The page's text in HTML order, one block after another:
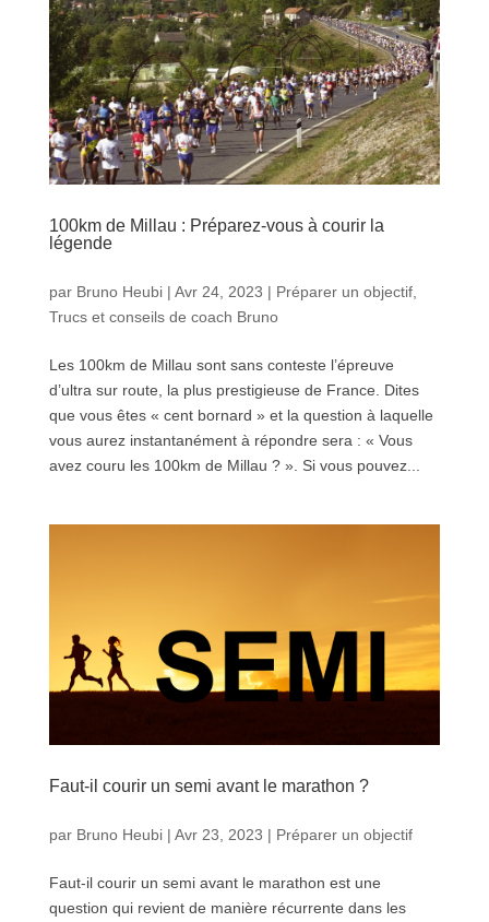
100km de Millau : Préparez-vous à courir la
légende
par Bruno Heubi| Avr 24, 2023 | Préparer un objectif,
Trucs et conseils de coach Bruno
Les 100km de Millau sont sans conteste l’épreuve
d’ultra sur route, la plus prestigieuse de France. Dites
que vous êtes « cent bornard » et la question à laquelle
vous aurez instantanément à répondre sera : « Vous
avez couru les 100km de Millau ? ». Si vous pouvez...
Faut-il courir un semi avant le marathon ?
par Bruno Heubi| Avr 23, 2023 | Préparer un objectif
Faut-il courir un semi avant le marathon est une
question qui revient de manière récurrente dans les